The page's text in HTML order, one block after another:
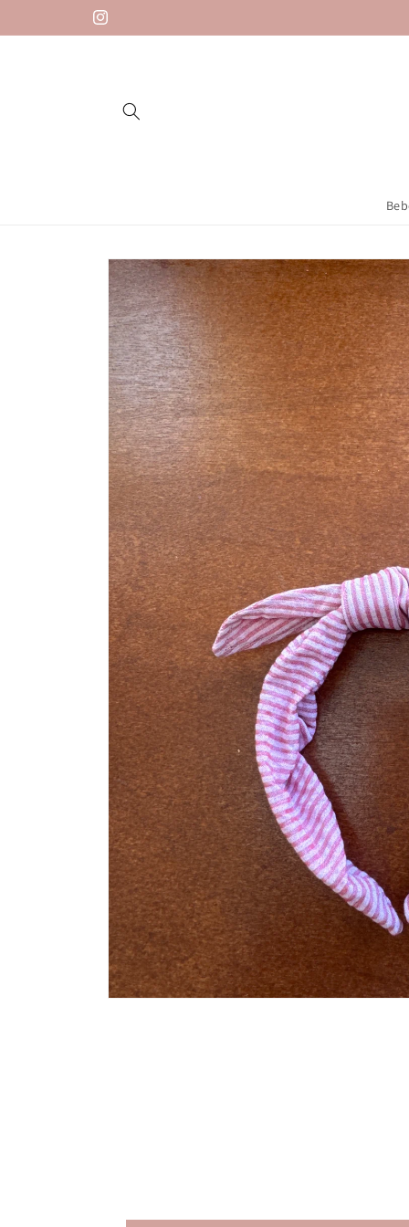
conteúdo
Instagram
a
informação
do produto